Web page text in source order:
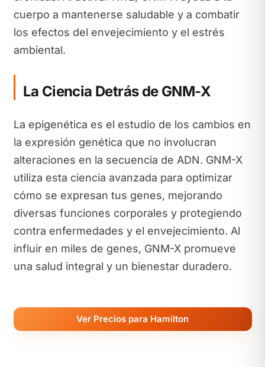
cuerpo a mantenerse saludable y a combatir
los efectos del envejecimiento y el estrés
ambiental.
La Ciencia Detrás de GNM-X
La epigenética es el estudio de los cambios en
la expresión genética que no involucran
alteraciones en la secuencia de ADN. GNM-X
utiliza esta ciencia avanzada para optimizar
cómo se expresan tus genes, mejorando
diversas funciones corporales y protegiendo
contra enfermedades y el envejecimiento. Al
influir en miles de genes, GNM-X promueve
una salud integral y un bienestar duradero.
Ver Precios para Hamilton